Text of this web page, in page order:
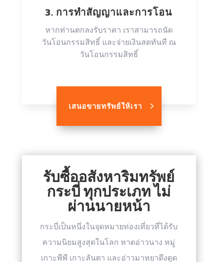
3. การทำสัญญาและการโอน
หากท่านตกลงรับราคา เราสามารถนัด
วันโอนกรรมสิทธิ์ และจ่ายเงินสดทันที ณ
วันโอนกรรมสิทธิ์
เสนอขายทรัพย์ให้เรา
รับซื้ออสังหาริมทรัพย์
กระบี่ ทุกประเภท ไม่
ผ่านนายหน้า
กระบี่เป็นหนึ่งในจุดหมายท่องเที่ยวที่ได้รับ
ความนิยมสูงสุดในโลก หาดอ่าวนาง หมู่
เกาะพีพี เกาะลันตา และอ่าวมาหยาดึงดูด